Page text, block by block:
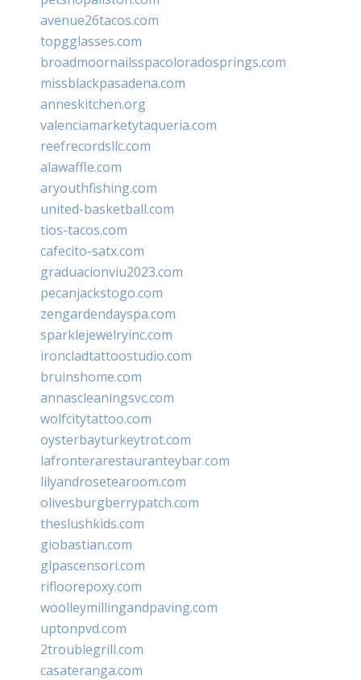
avenue26tacos.com
topgglasses.com
broadmoornailsspacoloradosprings.com
missblackpasadena.com
anneskitchen.org
valenciamarketytaqueria.com
reefrecordsllc.com
alawaffle.com
aryouthfishing.com
united-basketball.com
tios-tacos.com
cafecito-satx.com
graduacionviu2023.com
pecanjackstogo.com
zengardendayspa.com
sparklejewelryinc.com
ironcladtattoostudio.com
bruinshome.com
annascleaningsvc.com
wolfcitytattoo.com
oysterbayturkeytrot.com
lafronterarestauranteybar.com
lilyandrosetearoom.com
olivesburgberrypatch.com
theslushkids.com
giobastian.com
glpascensori.com
rifloorepoxy.com
woolleymillingandpaving.com
uptonpvd.com
2troublegrill.com
casateranga.com